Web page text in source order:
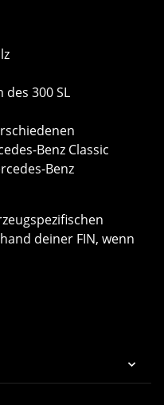
300 SL
Benz Classic
Benz
deiner FIN, wenn